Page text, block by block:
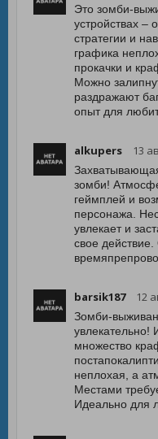
Это зомби-
устройствах –
стратегии и
графика
прокачки и
Можно
раздражают
опыт для
alkupers 13
зомби!
геймплей и
персонажа.
увлекает и
свое
barsik187 12
Зомби-
увлекательно!
множество
неплохая, а
Местами
Идеально для